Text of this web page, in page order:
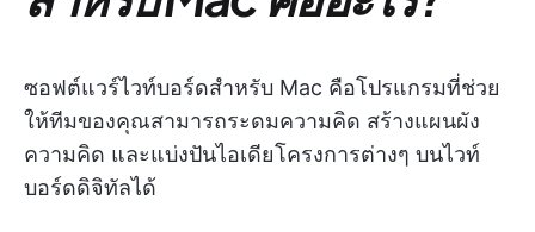
ซอฟต์แวร์ไวท์บอร์ดสำหรับ Mac คือโปรแกรมที่ช่วย
ให้ทีมของคุณสามารถระดมความคิด สร้างแผนผัง
ความคิด และแบ่งปันไอเดียโครงการต่างๆ บนไวท์
บอร์ดดิจิทัลได้